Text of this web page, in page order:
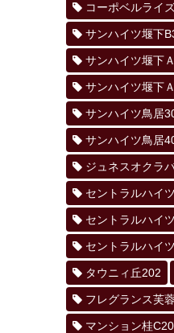
コーポベルライ
サンハイツ堰下
サンハイツ堰下
サンハイツ堰下
サンハイツ鳥居
サンハイツ鳥居
ジュネスオクラ
セントラルハイ
セントラルハイ
セントラルハイ
タウニィ丘202
フレグランス芙
マンション桂